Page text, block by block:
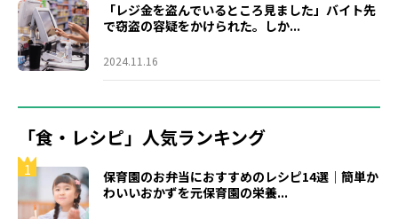
「レジ金を盗んでいるところ見ました」バイト先
で窃盗の容疑をかけられた。しか...
2024.11.16
「食・レシピ」人気ランキング
1
保育園のお弁当におすすめのレシピ14選｜簡単か
わいいおかずを元保育園の栄養...